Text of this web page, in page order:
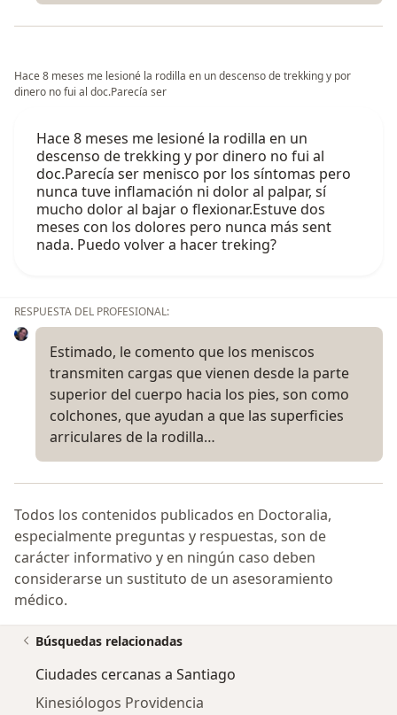
Hace 8 meses me lesioné la rodilla en un descenso de trekking y por
dinero no fui al doc.Parecía ser
Hace 8 meses me lesioné la rodilla en un
descenso de trekking y por dinero no fui al
doc.Parecía ser menisco por los síntomas pero
nunca tuve inflamación ni dolor al palpar, sí
mucho dolor al bajar o flexionar.Estuve dos
meses con los dolores pero nunca más sent
nada. Puedo volver a hacer treking?
RESPUESTA DEL PROFESIONAL:
Estimado, le comento que los meniscos
transmiten cargas que vienen desde la parte
superior del cuerpo hacia los pies, son como
colchones, que ayudan a que las superficies
arriculares de la rodilla…
Todos los contenidos publicados en Doctoralia,
especialmente preguntas y respuestas, son de
carácter informativo y en ningún caso deben
considerarse un sustituto de un asesoramiento
médico.
Búsquedas relacionadas
Ciudades cercanas a Santiago
Kinesiólogos Providencia